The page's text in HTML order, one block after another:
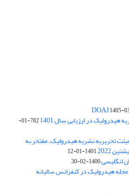
1405-
در ارزیابی سال 1401
782-01-
تحریریه نشریه هیدرولیک، مفتخر به
2022
1401-01-12
انگلیسی1400-02-30
هیدرولیک در کنفرانس سالیانه